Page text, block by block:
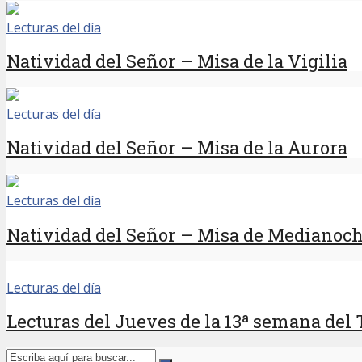
Lecturas del día
Natividad del Señor – Misa de la Vigilia
Lecturas del día
Natividad del Señor – Misa de la Aurora
Lecturas del día
Natividad del Señor – Misa de
Lecturas del día
Lecturas del Jueves de la 13ª semana del